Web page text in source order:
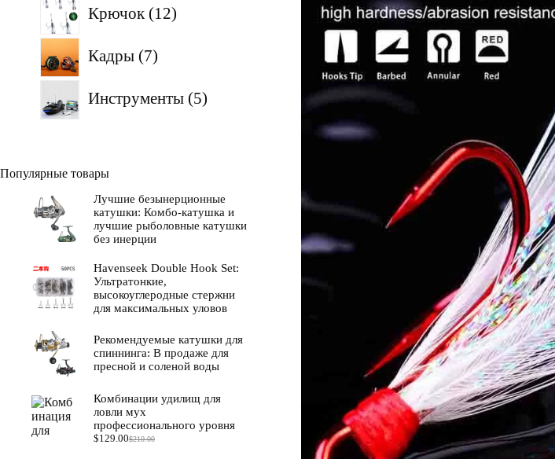
Крючок 12товаров
Кадры 7
7
товаров
Инструменты 5
5
товаров
Популярные товары
Лучшие безынерционные
катушки: Комбо-катушка и
лучшие рыболовные катушки
без инерции
Havenseek Double Hook Set:
Ультратонкие,
высокоуглеродные стержни
для максимальных уловов
Рекомендуемые катушки для
спиннинга: В продаже для
пресной и соленой воды
Комбинации удилищ для
ловли мух
профессионального уровня
$210.00
Первоначальная
$129.00Текущая